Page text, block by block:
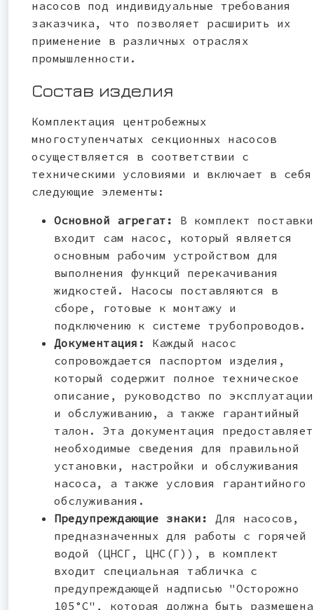
насосов под индивидуальные требования
заказчика, что позволяет расширить их
применение в различных отраслях
промышленности.
Состав изделия
Комплектация центробежных
многоступенчатых секционных насосов
осуществляется в соответствии с
техническими условиями и включает в себя
следующие элементы:
Основной агрегат: В комплект поставки
входит сам насос, который является
основным рабочим устройством для
выполнения функций перекачивания
жидкостей. Насосы поставляются в
сборе, готовые к монтажу и
подключению к системе трубопроводов.
Документация: Каждый насос
сопровождается паспортом изделия,
который содержит полное техническое
описание, руководство по эксплуатации
и обслуживанию, а также гарантийный
талон. Эта документация предоставляет
необходимые сведения для правильной
установки, настройки и обслуживания
насоса, а также условия гарантийного
обслуживания.
Предупреждающие знаки: Для насосов,
предназначенных для работы с горячей
водой (ЦНСГ, ЦНС(Г)), в комплект
входит специальная табличка с
предупреждающей надписью "Осторожно
105°C", которая должна быть размещена